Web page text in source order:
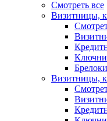
Смотреть все
Визитницы,
Визитницы,